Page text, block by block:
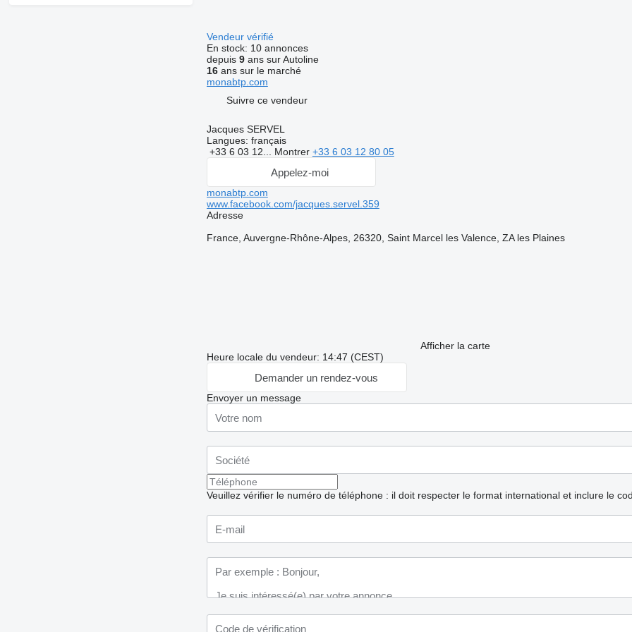
Vendeur vérifié
En stock: 10 annonces
depuis 9ans sur Autoline
16ans sur le marché
monabtp.com
Suivre ce vendeur
Jacques SERVEL
Langues: français
+33 6 03 12... Montrer +33 6 03 12 80 05
Appelez-moi
monabtp.com
www.facebook.com/jacques.servel.359
Adresse
France, Auvergne-Rhône-Alpes, 26320, Saint Marcel les Valence, ZA les Plaines
Afficher la carte
Heure locale du vendeur: 14:47 (CEST)
Demander un rendez-vous
Envoyer un message
Veuillez vérifier le numéro de téléphone : il doit respecter le format international et inclure le